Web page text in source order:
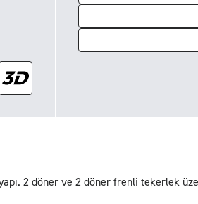
2 döner ve 2 döner frenli tekerlek